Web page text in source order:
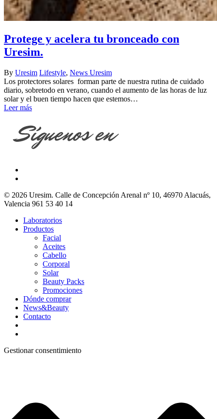
Protege y acelera tu bronceado con
Uresim.
By Uresim Lifestyle, News Uresim
Los protectores solares forman parte de nuestra rutina de cuidado
diario, sobretodo en verano, cuando el aumento de las horas de luz
solar y el buen tiempo hacen que estemos…
Leer más
© 2026 Uresim. Calle de Concepción Arenal nº 10, 46970 Alacuás,
Valencia 961 53 40 14
Laboratorios
Productos
Facial
Aceites
Cabello
Corporal
Solar
Beauty Packs
Promociones
Dónde comprar
News&Beauty
Contacto
Gestionar consentimiento